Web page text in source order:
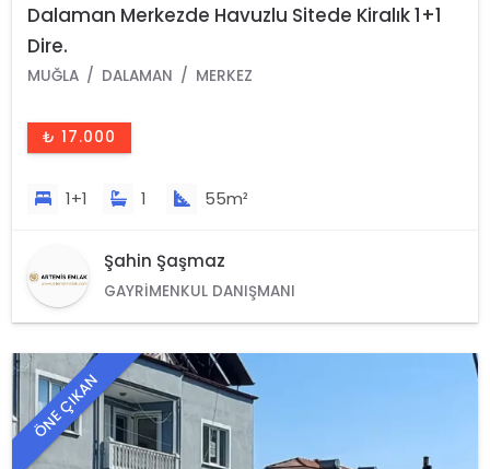
Dalaman Merkezde Havuzlu Sitede Kiralık 1+1
Dire.
MUĞLA DALAMAN MERKEZ
₺ 17.000
1+1 1 55m²
Şahin Şaşmaz
GAYRIMENKUL DANIŞMANI
ÖNE ÇIKAN